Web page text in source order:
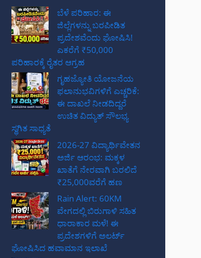
ಬೆಳೆ ಪರಿಹಾರ: ಈ
ಜಿಲ್ಲೆಗಳನ್ನು ಬರಪೀಡಿತ
ಪ್ರದೇಶವೆಂದು ಘೋಷಿಸಿ!
ಎಕರೆಗೆ ₹50,000
ಪರಿಹಾರಕ್ಕೆ ರೈತರ ಆಗ್ರಹ
ಗೃಹಜ್ಯೋತಿ ಯೋಜನೆಯ
ಫಲಾನುಭವಿಗಳಿಗೆ ಎಚ್ಚರಿಕೆ:
ಈ ದಾಖಲೆ ನೀಡದಿದ್ದರೆ
ಉಚಿತ ವಿದ್ಯುತ್ ಸೌಲಭ್ಯ
ಸ್ಥಗಿತ ಸಾಧ್ಯತೆ
2026-27 ವಿದ್ಯಾರ್ಥಿವೇತನ
ಅರ್ಜಿ ಆರಂಭ: ಮಕ್ಕಳ
ಖಾತೆಗೆ ನೇರವಾಗಿ ಬರಲಿದೆ
₹25,000ವರೆಗೆ ಹಣ
Rain Alert: 60KM
ವೇಗದಲ್ಲಿ ಬಿರುಗಾಳಿ ಸಹಿತ
ಧಾರಾಕಾರ ಮಳೆ! ಈ
ಪ್ರದೇಶಗಳಿಗೆ ಅಲರ್ಟ್
ಘೋಷಿಸಿದ ಹವಾಮಾನ ಇಲಾಖೆ